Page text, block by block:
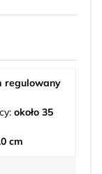
regulowany
około 35
cm